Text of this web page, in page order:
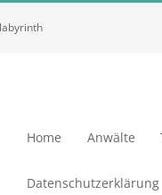
Home Anwälte
Datenschutzerklärung